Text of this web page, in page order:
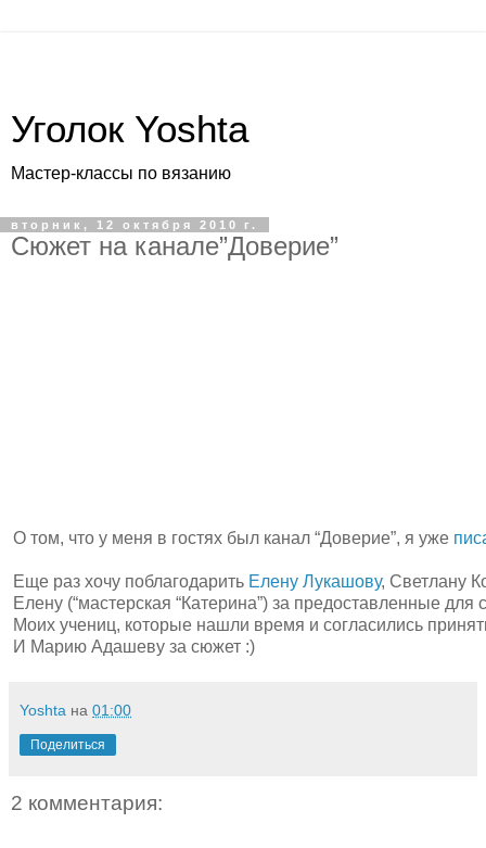
Уголок Yoshta
Мастер-классы по вязанию
вторник, 12 октября 2010 г.
Сюжет на канале”Доверие”
О том, что у меня в гостях был канал “Доверие”, я уже
Еще раз хочу поблагодарить Елену Лукашову, Светлану
Елену (“мастерская “Катерина”) за предоставленные
Моих учениц, которые нашли время и согласились
И Марию Адашеву за сюжет :)
Yoshta на 01:00
Поделиться
2 комментария: